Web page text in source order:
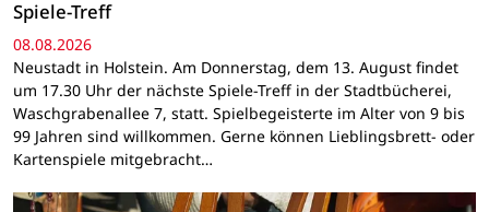
Spiele-Treff
08.08.2026
Neustadt in Holstein. Am Donnerstag, dem 13. August findet
um 17.30 Uhr der nächste Spiele-Treff in der Stadtbücherei,
Waschgrabenallee 7, statt. Spielbegeisterte im Alter von 9 bis
99 Jahren sind willkommen. Gerne können Lieblingsbrett- oder
Kartenspiele mitgebracht…